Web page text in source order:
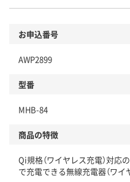
お申込番号
AWP2899
型番
MHB-84
商品の特徴
Qi規格（ワイヤレス充電）対
で充電できる無線充電器（ワイ